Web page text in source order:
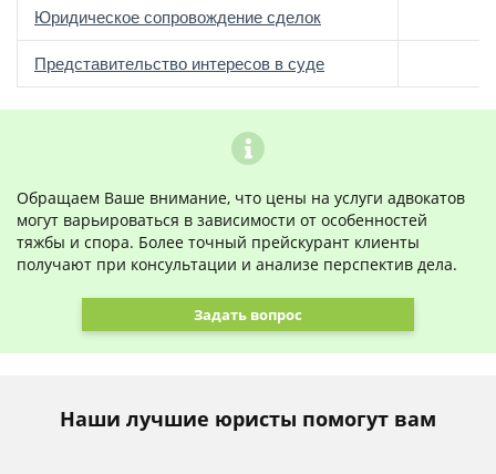
Юридическое сопровождение сделок
Представительство интересов в суде
Обращаем Ваше внимание, что цены на услуги адвокатов
могут варьироваться в зависимости от особенностей
тяжбы и спора. Более точный прейскурант клиенты
получают при консультации и анализе перспектив дела.
Задать вопрос
Наши лучшие юристы помогут вам